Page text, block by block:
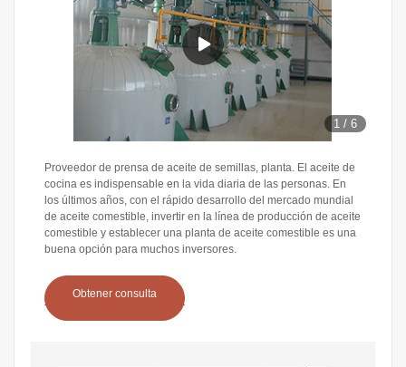
1 /6
Proveedor de prensa de aceite de semillas, planta. El aceite de
cocina es indispensable en la vida diaria de las personas. En
los últimos años, con el rápido desarrollo del mercado mundial
de aceite comestible, invertir en la línea de producción de aceite
comestible y establecer una planta de aceite comestible es una
buena opción para muchos inversores.
Obtener consulta